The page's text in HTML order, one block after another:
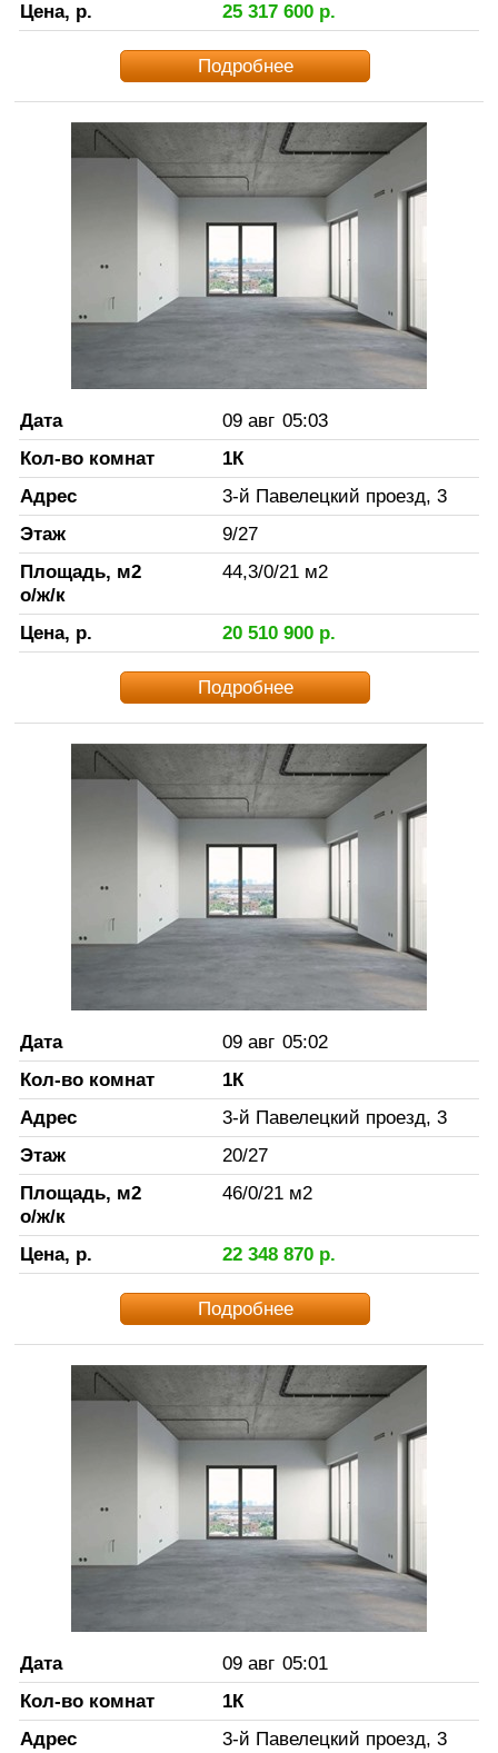
Цена, р. 25 317 600р.
Подробнее
Дата 09 авг 05:03
Кол-во комнат
1К
Адрес
3-й Павелецкий проезд, 3
Этаж
9/27
Площадь, м2
о/ж/к
44,3/0/21 м2
Цена, р. 20 510 900р.
Подробнее
Дата 09 авг 05:02
Кол-во комнат
1К
Адрес
3-й Павелецкий проезд, 3
Этаж
20/27
Площадь, м2
о/ж/к
46/0/21 м2
Цена, р. 22 348 870р.
Подробнее
Дата 09 авг 05:01
Кол-во комнат
1К
Адрес
3-й Павелецкий проезд, 3